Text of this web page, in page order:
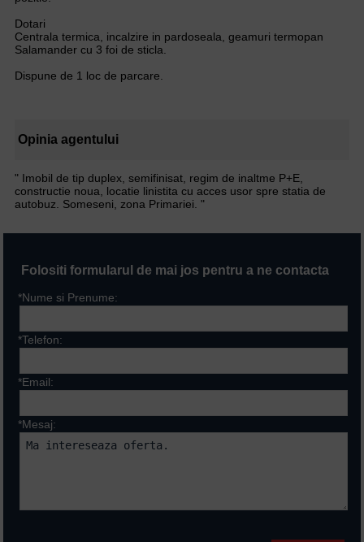
Dotari
Centrala termica, incalzire in pardoseala, geamuri termopan
Salamander cu 3 foi de sticla.
Dispune de 1 loc de parcare.
Opinia agentului
" Imobil de tip duplex, semifinisat, regim de inaltme P+E,
constructie noua, locatie linistita cu acces usor spre statia de
autobuz. Someseni, zona Primariei. "
Folositi formularul de mai jos pentru a ne contacta
*Nume si Prenume:
*Telefon:
*Email:
*Mesaj: